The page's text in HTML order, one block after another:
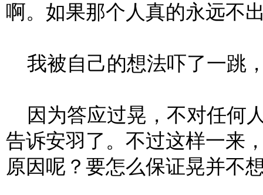
啊。如果那个人真的永远不
我被自己的想法吓了一跳
因为答应过晃，不对任何
告诉安羽了。不过这样一来
原因呢？要怎么保证晃并不